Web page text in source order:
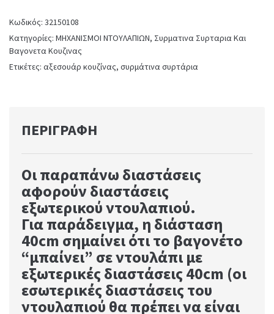
quantity
Κωδικός: 32150108
Κατηγορίες: ΜΗΧΑΝΙΣΜΟΙ ΝΤΟΥΛΑΠΙΩΝ, Συρματινα Συρταρια Και
Βαγονετα Κουζινας
Ετικέτες: αξεσουάρ κουζίνας, συρμάτινα συρτάρια
ΠΕΡΙΓΡΑΦΉ
Οι παραπάνω διαστάσεις
αφορούν διαστάσεις
εξωτερικού ντουλαπιού.
Για παράδειγμα, η διάσταση
40cm σημαίνει ότι το βαγονέτο
“μπαίνει” σε ντουλάπι με
εξωτερικές διαστάσεις 40cm (οι
εσωτερικές διαστάσεις του
ντουλαπιού θα πρέπει να είναι